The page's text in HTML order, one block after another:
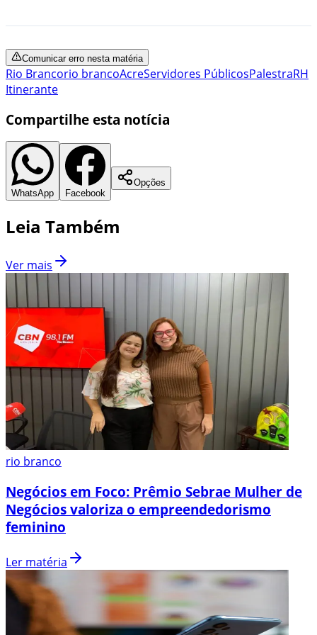
Comunicar erro nesta matéria
Rio Brancorio brancoAcreServidores PúblicosPalestraRH
Itinerante
Compartilhe esta notícia
WhatsApp Facebook
Opções
Leia Também
Ver mais
rio branco
Negócios em Foco: Prêmio Sebrae Mulher de
Negócios valoriza o empreendedorismo
feminino
Ler matéria